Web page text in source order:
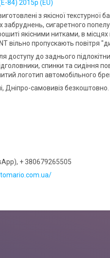
84) 2015р (EU)
з якісної
забруднень, сигаретного
якісними нитками, в
вільно пропускають повітря
доступу до заднього
спинки та сидіння
логотип автомобільного
Дніпро-самовивіз безкоштовно.
+ 380679265505